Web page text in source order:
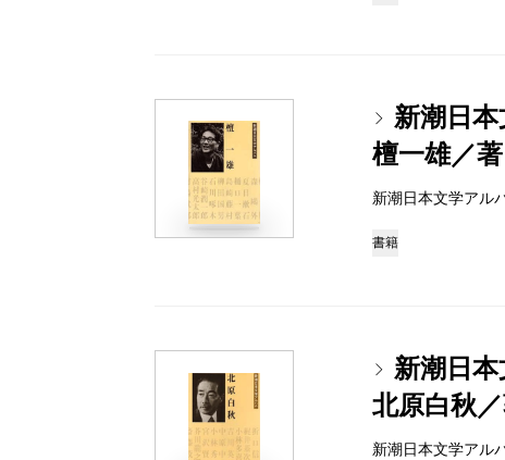
新潮日
檀一雄／著
新潮日本文学ア
書籍
新潮日
北原白秋
新潮日本文学ア